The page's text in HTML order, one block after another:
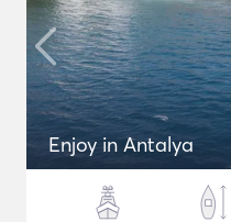
Enjoy in Antalya